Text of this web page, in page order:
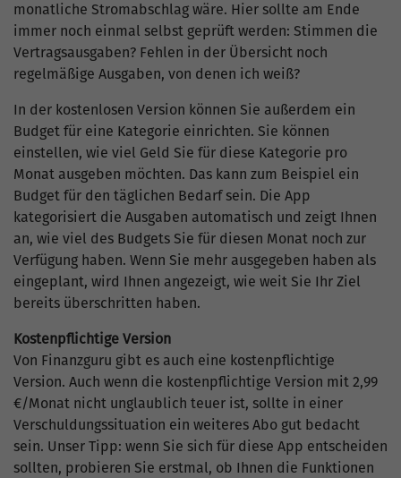
monatliche Stromabschlag wäre. Hier sollte am Ende
immer noch einmal selbst geprüft werden: Stimmen die
Vertragsausgaben? Fehlen in der Übersicht noch
regelmäßige Ausgaben, von denen ich weiß?
In der kostenlosen Version können Sie außerdem ein
Budget für eine Kategorie einrichten. Sie können
einstellen, wie viel Geld Sie für diese Kategorie pro
Monat ausgeben möchten. Das kann zum Beispiel ein
Budget für den täglichen Bedarf sein. Die App
kategorisiert die Ausgaben automatisch und zeigt Ihnen
an, wie viel des Budgets Sie für diesen Monat noch zur
Verfügung haben. Wenn Sie mehr ausgegeben haben als
eingeplant, wird Ihnen angezeigt, wie weit Sie Ihr Ziel
bereits überschritten haben.
Kostenpflichtige Version
Von Finanzguru gibt es auch eine kostenpflichtige
Version. Auch wenn die kostenpflichtige Version mit 2,99
€/Monat nicht unglaublich teuer ist, sollte in einer
Verschuldungssituation ein weiteres Abo gut bedacht
sein. Unser Tipp: wenn Sie sich für diese App entscheiden
sollten, probieren Sie erstmal, ob Ihnen die Funktionen